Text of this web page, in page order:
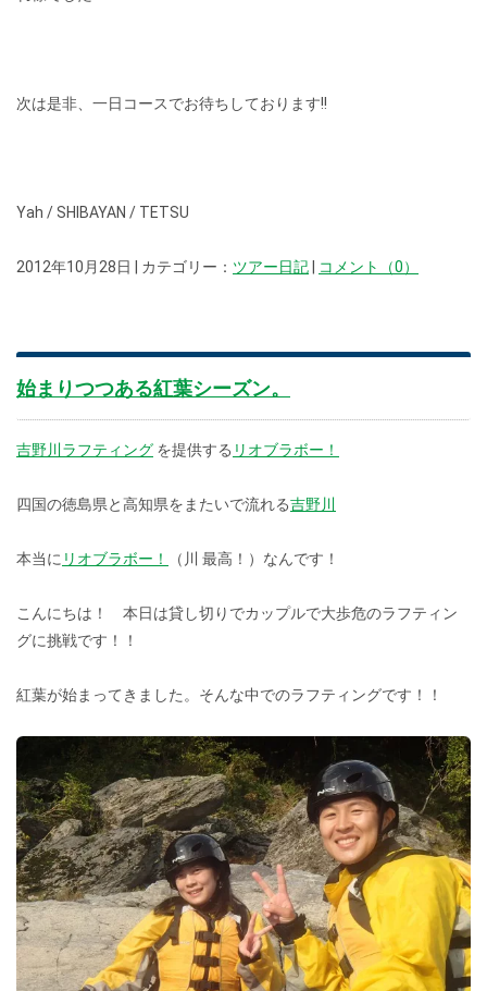
次は是非、一日コースでお待ちしております!!
Yah / SHIBAYAN / TETSU
2012年10月28日 | カテゴリー： ツアー日記| コメント（0）
始まりつつある紅葉シーズン。
吉野川ラフティング を提供する リオブラボー！
四国の徳島県と高知県をまたいで流れる吉野川
本当に リオブラボー！ （川 最高！）なんです！
こんにちは！ 本日は貸し切りでカップルで大歩危のラフティン
グに挑戦です！！
紅葉が始まってきました。そんな中でのラフティングです！！